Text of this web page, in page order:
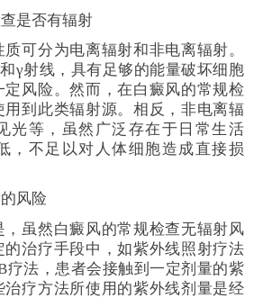
是否有辐射
分为电离辐射和非电离辐射。
γ射线，具有足够的能量破坏细胞
风险。然而，在白癜风的常规检
到此类辐射源。相反，非电离辐
光等，虽然广泛存在于日常生活
，不足以对人体细胞造成直接损
风险
虽然白癜风的常规检查无辐射风
的治疗手段中，如紫外线照射疗法
疗法，患者会接触到一定剂量的紫
疗方法所使用的紫外线剂量是经